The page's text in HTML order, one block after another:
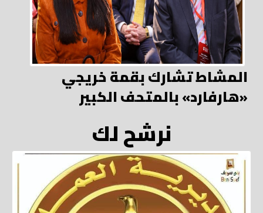
المشاط تشارك بقمة خريجي
«هارفارد» بالمتحف الكبير
نرشح لك